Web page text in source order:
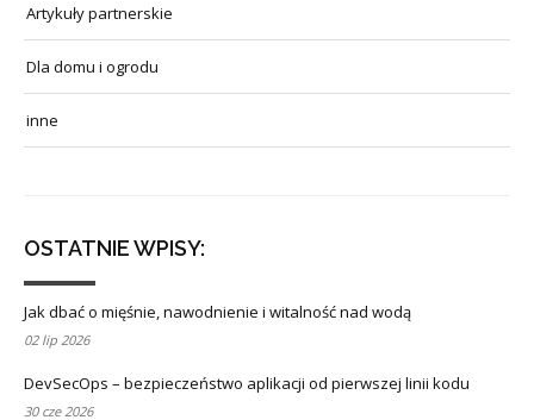
Artykuły partnerskie
Dla domu i ogrodu
inne
OSTATNIE WPISY:
Jak dbać o mięśnie, nawodnienie i witalność nad wodą
02 lip 2026
DevSecOps – bezpieczeństwo aplikacji od pierwszej linii kodu
30 cze 2026